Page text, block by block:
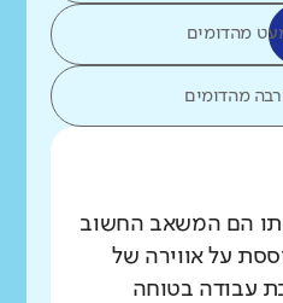
מהדומים
מהדומים
הם המשאב החשוב
על אווירה של
עבודה בטוחה